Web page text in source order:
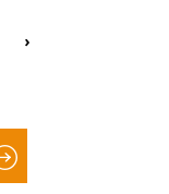
›